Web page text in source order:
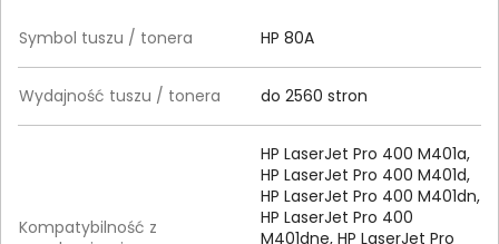
Symbol tuszu / tonera HP 80A
Wydajność tuszu / tonera do 2560 stron
Kompatybilność z
HP LaserJet Pro 400 M401a,
HP LaserJet Pro 400 M401d,
HP LaserJet Pro 400 M401dn,
HP LaserJet Pro 400
M401dne, HP LaserJet Pro